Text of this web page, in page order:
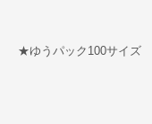
★ゆうパック100サイズ